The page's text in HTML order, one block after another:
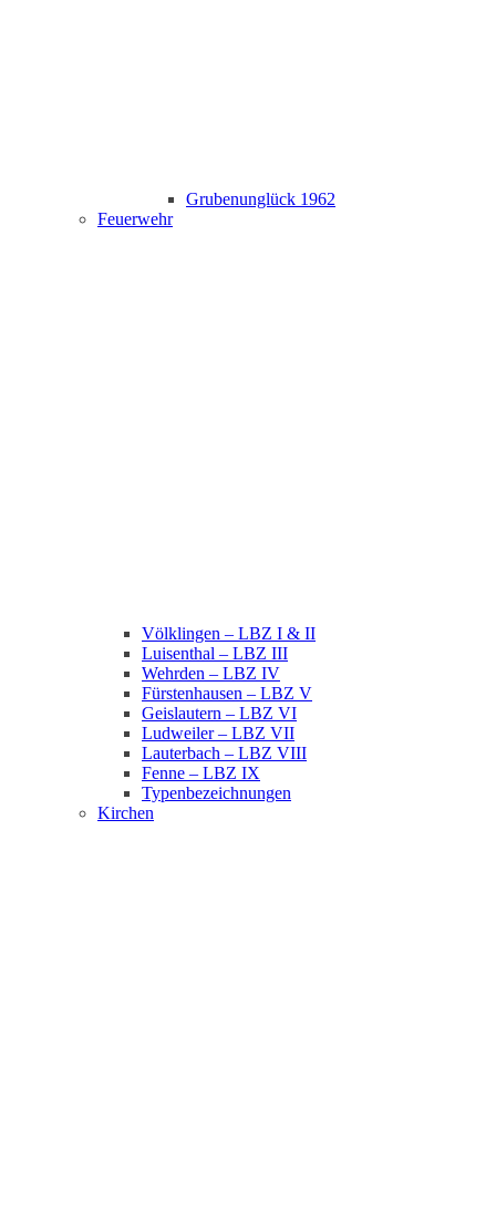
Grubenunglück 1962
Feuerwehr
Völklingen – LBZ I & II
Luisenthal – LBZ III
Wehrden – LBZ IV
Fürstenhausen – LBZ V
Geislautern – LBZ VI
Ludweiler – LBZ VII
Lauterbach – LBZ VIII
Fenne – LBZ IX
Typenbezeichnungen
Kirchen